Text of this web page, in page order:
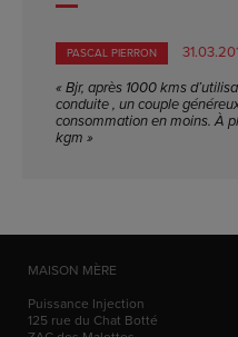
PASCAL PIERRON
« Bjr, après 1000 kms
conduite , un couple
consommation en moins. À
kgm »
MAISON MÈRE
Puissance Injection
125 rue du Chat Botté